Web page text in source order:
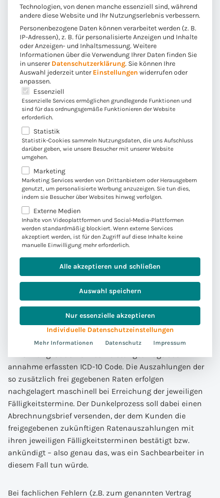
Vertragsnummer
Name, Vorname und Geburtsdatum der
arbeitsunfähigen Person
Beginndatum der Arbeitsunfähigkeit
Arbeitsunfähigkeit bis (gültiges Datum oder „auf
weiteres“)
Attest ausgestellt am
Attest formal korrekt ja/nein (z.B. ohne
Unterschrift/Stempel des Arztes)
maschinell aus dem Folgeattest ausgelesen und dem
Dunkelprozess „Folgeattest AU“ als Aufrufparameter
übergeben. Im Normalfall ist es dann dessen Aufgabe,
eine bereits existierende laufende Leistungszahlung
durch Aufruf des ReSy-Geschäftsvorfalls „Verlängerung
empfangenen Daten, um einen definierten Zeitraum zu
verlängern.
Bei einer Arbeitsunfähigkeit „bis auf weiteres“ oder bis
zu einem weit in der Zukunft liegenden Datum kann
dieser Zeitraum auch von der Ursache der
Arbeitsunfähigkeit abhängen, z.B. von der Art der
annahme erfassten ICD-10 Code. Die Auszahlungen der
so zusätzlich frei gegebenen Raten erfolgen
nachgelagert maschinell bei Erreichung der jeweiligen
Fälligkeitstermine. Der Dunkelprozess soll dabei einen
Abrechnungsbrief versenden, der dem Kunden die
freigegebenen zukünftigen Ratenauszahlungen mit
ihren jeweiligen Fälligkeitsterminen bestätigt bzw.
ankündigt – also genau das, was ein Sachbearbeiter in
diesem Fall tun würde.
Bei fachlichen Fehlern (z.B. zum genannten Vertrag
Technologien, von denen manche essenziell sind, während
andere diese Website und Ihr Nutzungserlebnis verbessern.
Personenbezogene Daten können verarbeitet werden (z. B.
IP-Adressen), z. B. für personalisierte Anzeigen und Inhalte
oder Anzeigen- und Inhaltsmessung. Weitere
Informationen über die Verwendung Ihrer Daten finden Sie
in unserer Datenschutzerklärung. Sie können Ihre
Auswahl jederzeit unter Einstellungen widerrufen oder
anpassen.
Es folgt eine Liste der Service-Gruppen, für die eine
Essenziell
Essenzielle Services ermöglichen grundlegende Funktionen und
sind für das ordnungsgemäße Funktionieren der Website
erforderlich.
Statistik
Statistik-Cookies sammeln Nutzungsdaten, die uns Aufschluss
darüber geben, wie unsere Besucher mit unserer Website
umgehen.
Marketing
Marketing Services werden von Drittanbietern oder Herausgebern
genutzt, um personalisierte Werbung anzuzeigen. Sie tun dies,
indem sie Besucher über Websites hinweg verfolgen.
Externe Medien
Inhalte von Videoplattformen und Social-Media-Plattformen
werden standardmäßig blockiert. Wenn externe Services
akzeptiert werden, ist für den Zugriff auf diese Inhalte keine
manuelle Einwilligung mehr erforderlich.
Alle akzeptieren und schließen
Auswahl speichern
Nur essenzielle akzeptieren
Individuelle Datenschutzeinstellungen
Mehr Informationen Datenschutz Impressum